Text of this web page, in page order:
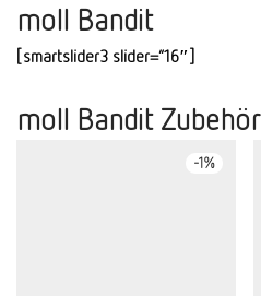
moll Bandit
[smartslider3 slider=”16″]
moll Bandit Zubehör
-1%